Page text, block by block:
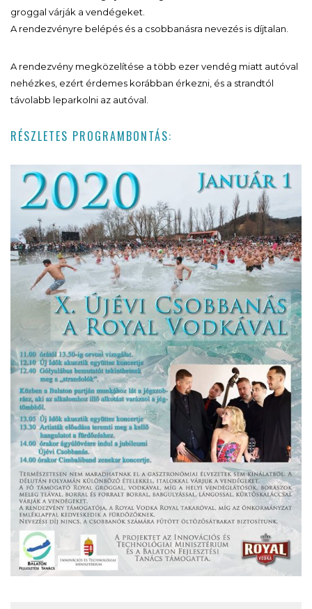
groggal várják a vendégeket.
A rendezvényre belépés és a csobbanásra nevezés is díjtalan.
A rendezvény megközelítése a több ezer vendég miatt autóval
nehézkes, ezért érdemes korábban érkezni, és a strandtól
távolabb leparkolni az autóval.
RÉSZLETES PROGRAMBONTÁS: